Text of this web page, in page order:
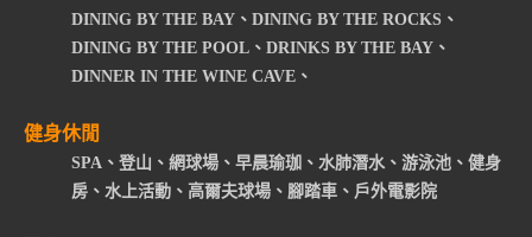
DINING BY THE BAY、DINING BY THE ROCKS、
DINING BY THE POOL、DRINKS BY THE BAY、
DINNER IN THE WINE CAVE、
健身休閒
SPA、登山、網球場、早晨瑜珈、水肺潛水、游泳池、健身
房、水上活動、高爾夫球場、腳踏車、戶外電影院